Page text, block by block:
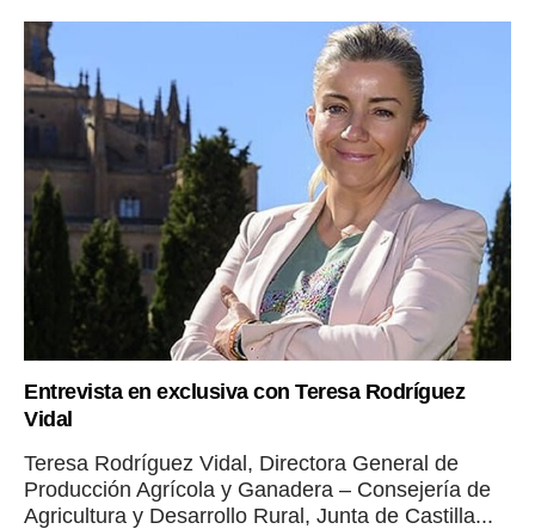
Entrevista en exclusiva con Teresa Rodríguez
Vidal
Teresa Rodríguez Vidal, Directora General de
Producción Agrícola y Ganadera – Consejería de
Agricultura y Desarrollo Rural, Junta de Castilla...